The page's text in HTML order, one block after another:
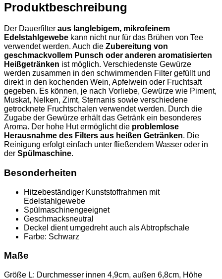
Produktbeschreibung
Der Dauerfilter aus langlebigem, mikrofeinem
Edelstahlgewebe kann nicht nur für das Brühen von Tee
verwendet werden. Auch die Zubereitung von
geschmackvollem Punsch oder anderen aromatisierten
Heißgetränken ist möglich. Verschiedenste Gewürze
werden zusammen in den schwimmenden Filter gefüllt und
direkt in den kochenden Wein, Apfelwein oder Fruchtsaft
gegeben. Es können, je nach Vorliebe, Gewürze wie Piment,
Muskat, Nelken, Zimt, Sternanis sowie verschiedene
getrocknete Fruchtschalen verwendet werden. Durch die
Zugabe der Gewürze erhält das Getränk ein besonderes
Aroma. Der hohe Hut ermöglicht die problemlose
Herausnahme des Filters aus heißen Getränken. Die
Reinigung erfolgt einfach unter fließendem Wasser oder in
der Spülmaschine.
Besonderheiten
Hitzebeständiger Kunststoffrahmen mit
Edelstahlgewebe
Spülmaschinengeeignet
Geschmacksneutral
Deckel dient umgedreht auch als Abtropfschale
Farbe: Schwarz
Maße
Größe L: Durchmesser innen 4,9cm, außen 6,8cm, Höhe